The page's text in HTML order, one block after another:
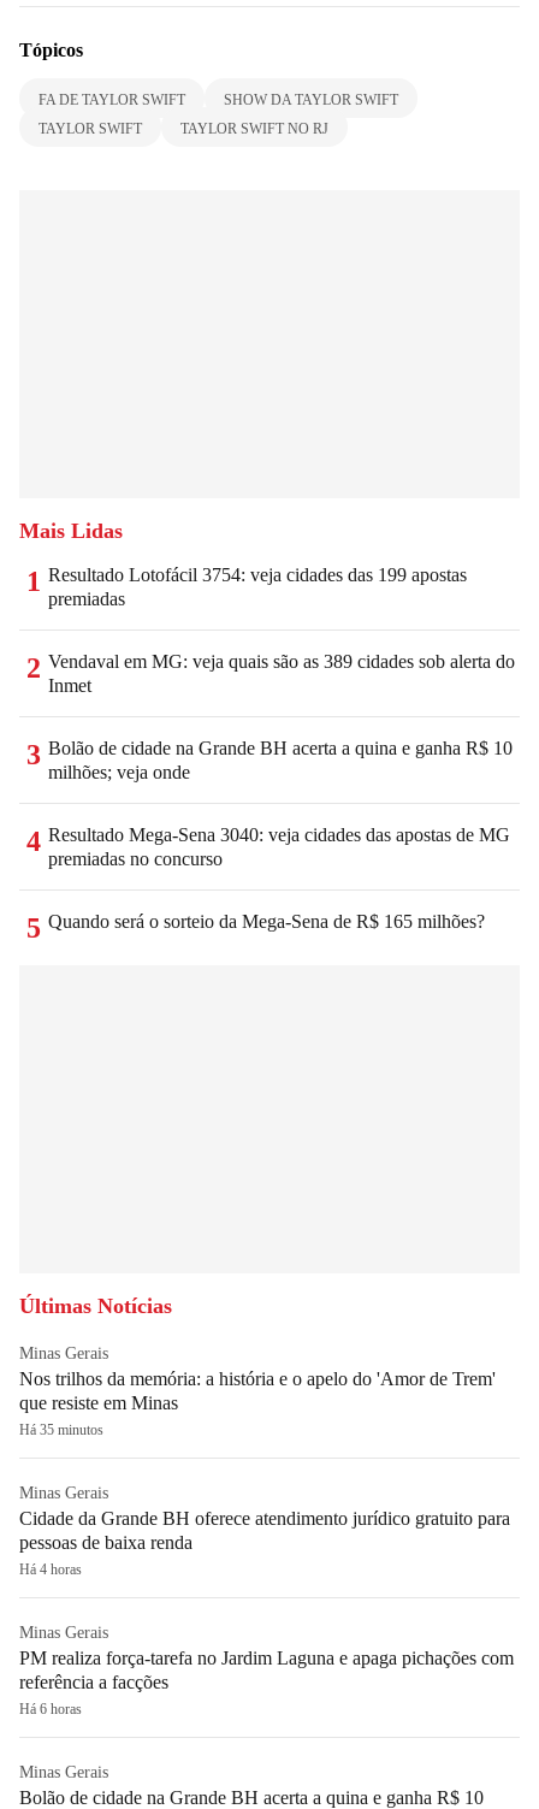
Tópicos
FA DE TAYLOR SWIFT
SHOW DA TAYLOR SWIFT
TAYLOR SWIFT
TAYLOR SWIFT NO RJ
Mais Lidas
1 Resultado Lotofácil 3754: veja cidades das 199 apostas
premiadas
2 Vendaval em MG: veja quais são as 389 cidades sob alerta do
Inmet
3 Bolão de cidade na Grande BH acerta a quina e ganha R$ 10
milhões; veja onde
4 Resultado Mega-Sena 3040: veja cidades das apostas de MG
premiadas no concurso
5 Quando será o sorteio da Mega-Sena de R$ 165 milhões?
Últimas Notícias
Minas Gerais
Nos trilhos da memória: a história e o apelo do 'Amor de Trem'
que resiste em Minas
Há 35 minutos
Minas Gerais
Cidade da Grande BH oferece atendimento jurídico gratuito para
pessoas de baixa renda
Há 4 horas
Minas Gerais
PM realiza força-tarefa no Jardim Laguna e apaga pichações com
referência a facções
Há 6 horas
Minas Gerais
Bolão de cidade na Grande BH acerta a quina e ganha R$ 10